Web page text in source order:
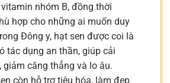
nhóm B, đồng thời
hợp cho những ai muốn duy
Đông y, hạt sen được coi là
tác dụng an thần, giúp cải
giảm căng thẳng và lo âu.
còn hỗ trợ tiêu hóa, làm đẹp